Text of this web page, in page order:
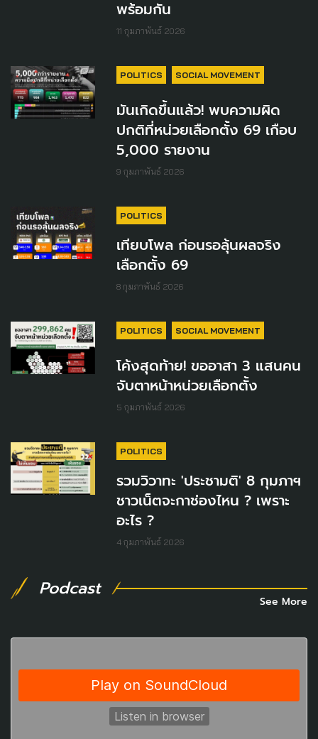
พร้อมกัน
11 กุมภาพันธ์ 2026
POLITICS SOCIAL MOVEMENT
มันเกิดขึ้นแล้ว! พบความผิด
ปกติที่หน่วยเลือกตั้ง 69 เกือบ
5,000 รายงาน
9 กุมภาพันธ์ 2026
POLITICS
เทียบโพล ก่อนรอลุ้นผลจริง
เลือกตั้ง 69
8 กุมภาพันธ์ 2026
POLITICS SOCIAL MOVEMENT
โค้งสุดท้าย! ขออาสา 3 แสนคน
จับตาหน้าหน่วยเลือกตั้ง
5 กุมภาพันธ์ 2026
POLITICS
รวมวิวาทะ 'ประชามติ' 8 กุมภาฯ
ชาวเน็ตจะกาช่องไหน ? เพราะ
อะไร ?
4 กุมภาพันธ์ 2026
Podcast
See More